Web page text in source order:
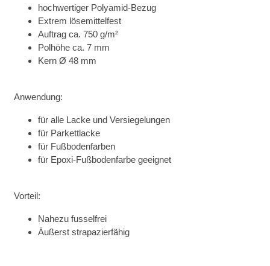
hochwertiger Polyamid-Bezug
Extrem lösemittelfest
Auftrag ca. 750 g/m²
Polhöhe ca. 7 mm
Kern Ø 48 mm
Anwendung:
für alle Lacke und Versiegelungen
für Parkettlacke
für Fußbodenfarben
für Epoxi-Fußbodenfarbe geeignet
Vorteil:
Nahezu fusselfrei
Äußerst strapazierfähig